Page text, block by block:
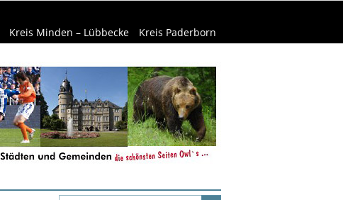
Kreis Minden – Lübbecke Kreis Paderborn